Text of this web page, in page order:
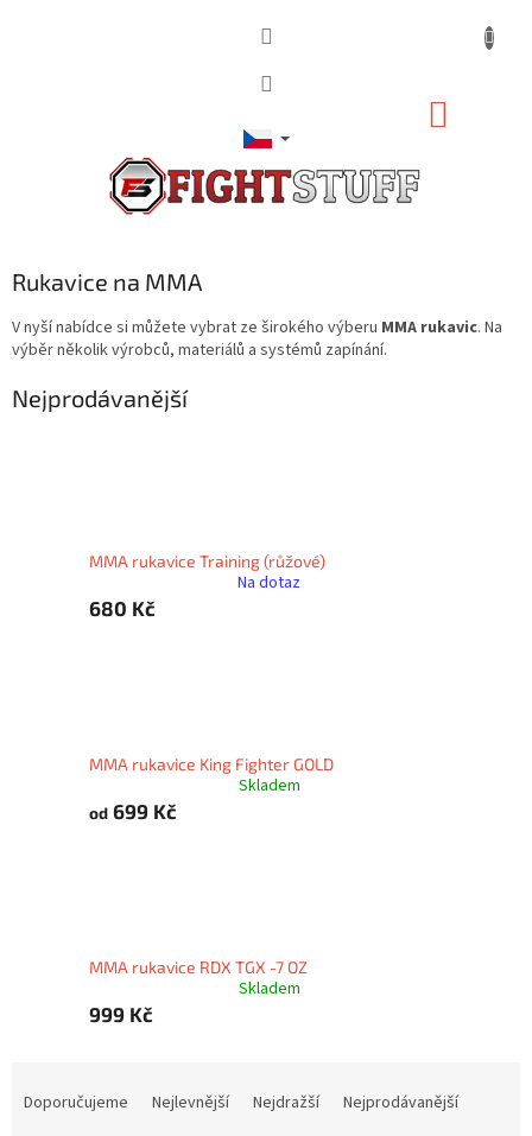
Rukavice na MMA
V nyší nabídce si můžete vybrat ze širokého výberu MMA rukavic. Na
výběr několik výrobců, materiálů a systémů zapínání.
Nejprodávanější
MMA rukavice Training (růžové)
Na dotaz
680 Kč
MMA rukavice King Fighter GOLD
Skladem
od 699 Kč
MMA rukavice RDX TGX -7 OZ
Skladem
999 Kč
Doporučujeme Nejlevnější Nejdražší
Nejprodávanější